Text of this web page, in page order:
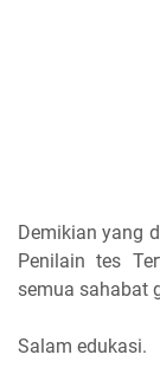
Demikian yang
Penilain tes
semua sahabat
Salam edukasi.